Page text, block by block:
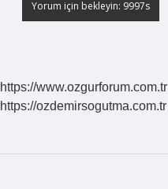
https://www.ozgurforum.com.tr
https://ozdemirsogutma.com.tr